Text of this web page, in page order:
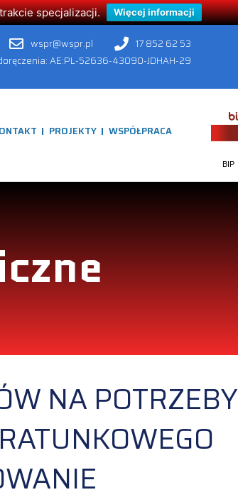
specjalizacji. Więcej informacji
wspr@wspr.pl
17 852 62 53
AE:PL-52636-43090-JDHAH-29
PROJEKTY WSPÓŁPRACA
BIP
NA POTRZEBY